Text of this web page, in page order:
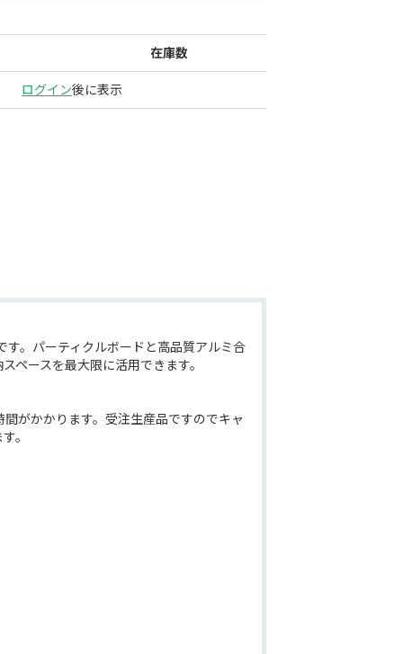
在庫数
ログイン後に表示
。パーティクルボードと高品質アルミ合
ペースを最大限に活用できます。
がかかります。受注生産品ですのでキャ
。